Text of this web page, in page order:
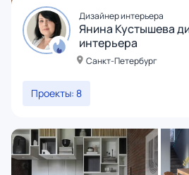
Дизайнер интерьера
Янина Кустышева
интерьера
Санкт-Петербург
Проекты: 8